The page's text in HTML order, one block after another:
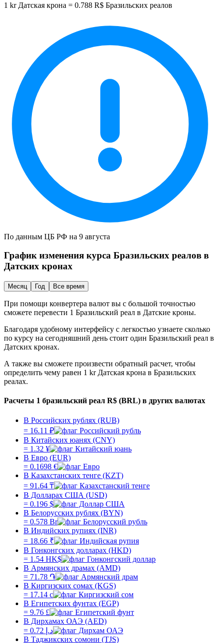
1 kr Датская крона = 0.788 R$ Бразильских реалов
По данным ЦБ РФ на 9 августа
График изменения курса Бразильских реалов в
Датских кронах
Месяц Год Все время
При помощи конвертера валют вы с большой точностью
сможете перевести 1 Бразильский реал в Датские кроны.
Благодаря удобному интерфейсу с легкостью узнаете сколько
по курсу на сегодняшний день стоит один Бразильский реал в
Датских кронах.
А также вы сможете произвести обратный расчет, чтобы
определить чему равен 1 kr Датская крона в Бразильских
реалах.
Расчеты 1 бразильский реал R$ (BRL) в других валютах
В Российских рублях (RUB)
= 16.11 ₽
В Китайских юанях (CNY)
= 1.32 ¥
В Евро (EUR)
= 0.1698 €
В Казахстанских тенге (KZT)
= 91.64 ₸
В Долларах США (USD)
= 0.196 $
В Белорусских рублях (BYN)
= 0.578 Br
В Индийских рупиях (INR)
= 18.66 ₹
В Гонконгских долларах (HKD)
= 1.54 HK$
В Армянских драмах (AMD)
= 71.78 ֏
В Киргизских сомах (KGS)
= 17.14 с
В Египетских фунтах (EGP)
= 9.76 £
В Дирхамах ОАЭ (AED)
= 0.72 د.إ
В Таджикских сомони (TJS)